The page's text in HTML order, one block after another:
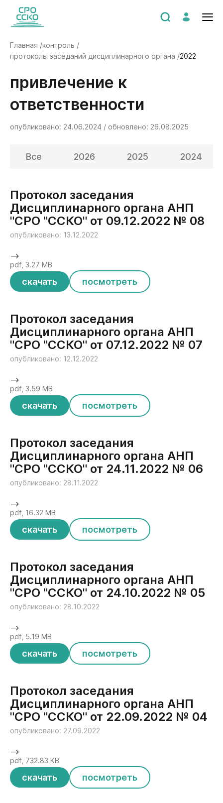
Главная /контроль /
протоколы заседаний дисциплинарного органа /2022
Привлечение к
ответственности
опубликовано: 24.06.2024 / обновлено: 26.08.2025
Все 2026 2025 2024
Протокол заседания
Дисциплинарного органа АНП
"СРО "ССКО" от 09.12.2022 № 08
опубликовано: 13.12.2022
скачать посмотреть
-->
pdf, 3.27 MB
Протокол заседания
Дисциплинарного органа АНП
"СРО "ССКО" от 07.12.2022 № 07
опубликовано: 12.12.2022
скачать посмотреть
-->
pdf, 3.59 MB
Протокол заседания
Дисциплинарного органа АНП
"СРО "ССКО" от 24.11.2022 № 06
опубликовано: 28.11.2022
скачать посмотреть
-->
pdf, 16.32 MB
Протокол заседания
Дисциплинарного органа АНП
"СРО "ССКО" от 24.10.2022 № 05
опубликовано: 28.10.2022
скачать посмотреть
-->
pdf, 5.19 MB
Протокол заседания
Дисциплинарного органа АНП
"СРО "ССКО" от 22.09.2022 № 04
опубликовано: 27.09.2022
скачать посмотреть
-->
pdf, 732.83 KB